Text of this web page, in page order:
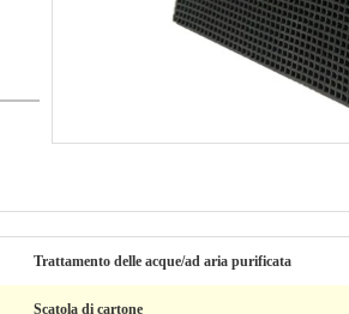
Trattamento delle acque/ad aria purificata
Scatola di cartone